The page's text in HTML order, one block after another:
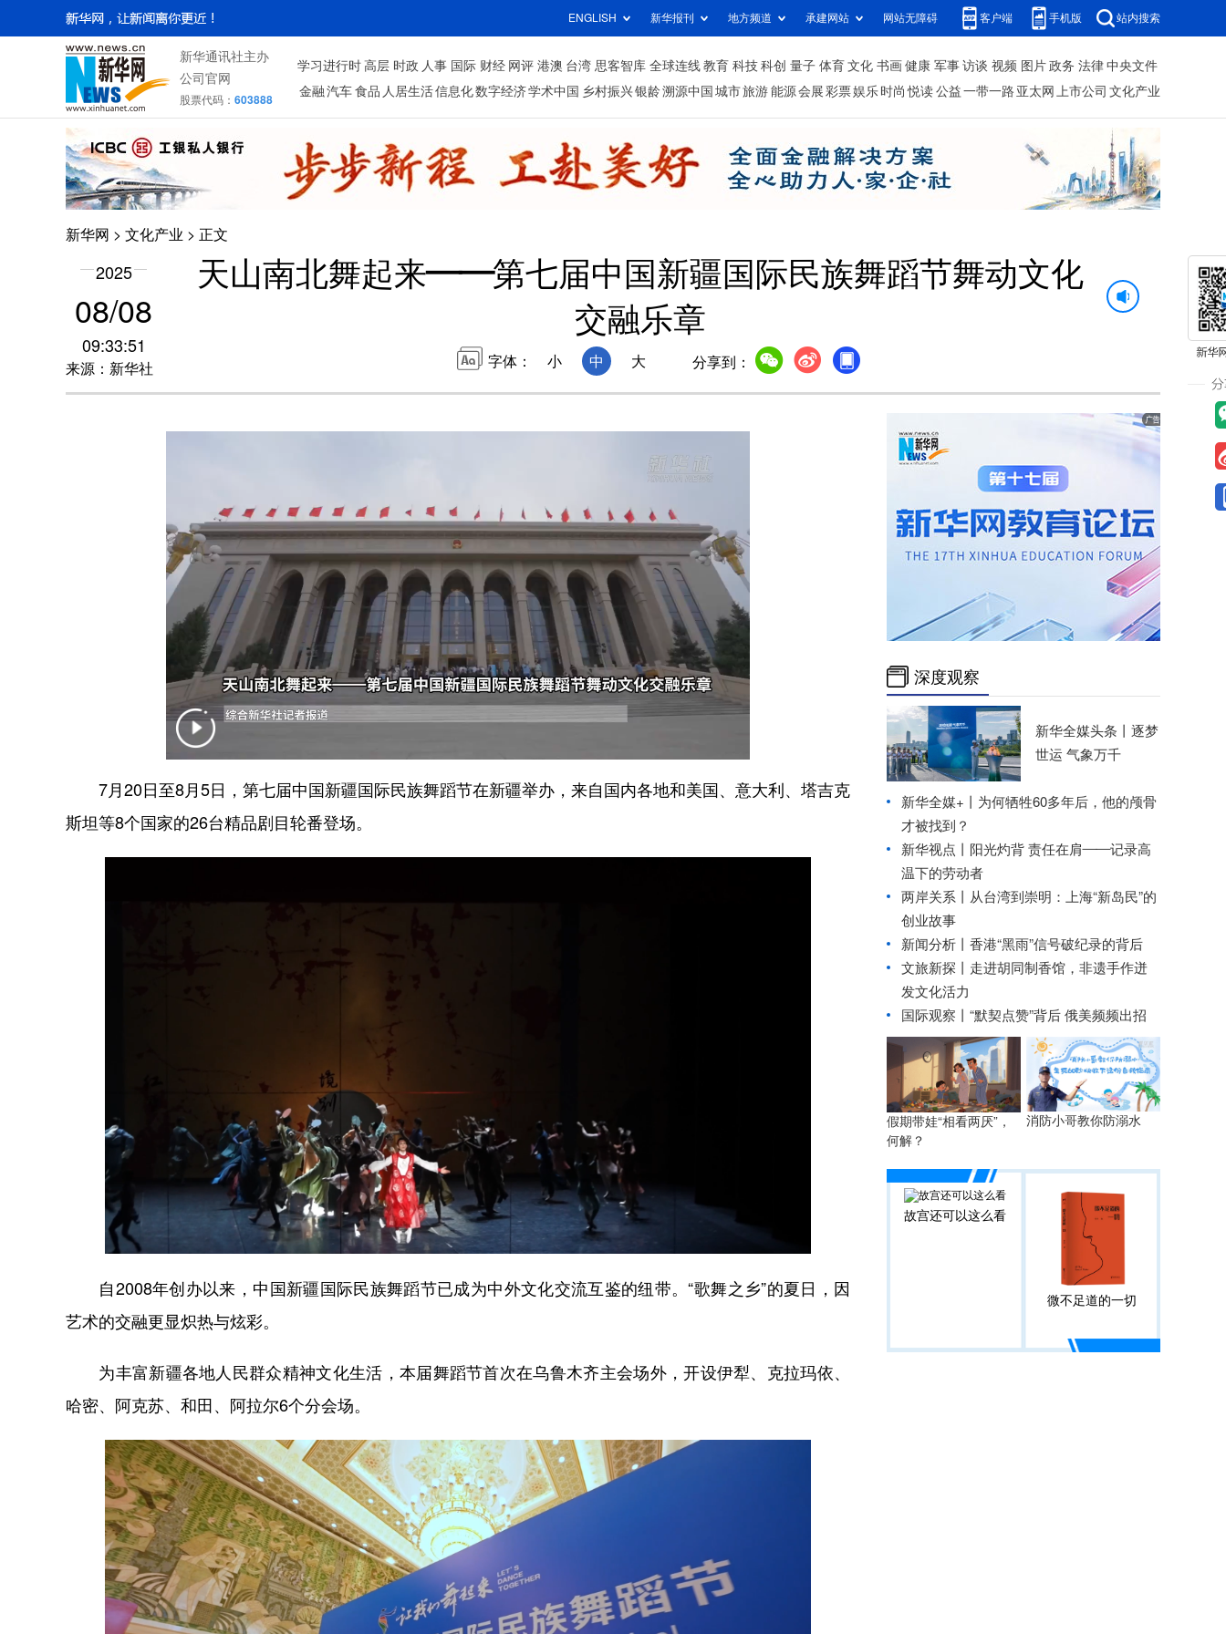
ENGLISH 新华报刊 地方频道 承建网站 网站无障碍 客户端 手机版 站内搜索
新华通讯社主办
公司官网
股票代码： 603888
学习进行时 高层 时政 人事 国际 财经 网评 港澳 台湾 思客智库 全球连线 教育 科技 科创 量子 体育 文化 书画 健康 军事 访谈 视频 图片 政务 法律 中央文件
金融 汽车 食品 人居生活信息化数字经济学术中国 乡村振兴银龄溯源中国 城市旅游 能源 会展 彩票娱乐 时尚 悦读 公益 一带一路 亚太网 上市公司 文化产业
新华网 > 文化产业 > 正文
2025
08/08
09:33:51
来源：新华社
天山南北舞起来——第七届中国新疆国际民族舞蹈节舞动文化
交融乐章
字体： 小 中 大 分享到：
7月20日至8月5日，第七届中国新疆国际民族舞蹈节在新疆举办，来自国内各地和美国、意大利、塔吉克
斯坦等8个国家的26台精品剧目轮番登场。
自2008年创办以来，中国新疆国际民族舞蹈节已成为中外文化交流互鉴的纽带。“歌舞之乡”的夏日，因
艺术的交融更显炽热与炫彩。
为丰富新疆各地人民群众精神文化生活，本届舞蹈节首次在乌鲁木齐主会场外，开设伊犁、克拉玛依、
哈密、阿克苏、和田、阿拉尔6个分会场。
深度观察
新华全媒头条丨 逐梦
世运 气象万千
新华全媒+丨 为何牺牲60多年后，他的颅骨
才被找到？
新华视点丨 阳光灼背 责任在肩——记录高
温下的劳动者
两岸关系丨
从台湾到崇明：上海“新岛民”的
创业故事
新闻分析丨香港“黑雨”信号破纪录的背后
文旅新探丨走进胡同制香馆，非遗手作迸
发文化活力
国际观察丨 “默契点赞”背后 俄美频频出招
假期带娃“相看两厌”，
何解？
消防小哥教你防溺水
故宫还可以这么看
微不足道的一切